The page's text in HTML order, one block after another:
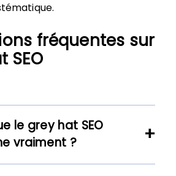
fréquentes sur
SEO
le grey hat SEO
vraiment ?